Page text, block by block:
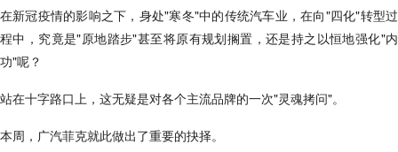
在新冠疫情的影响之下，身处"寒冬"中的传统汽车业，在向"四化"转型过
程中，究竟是"原地踏步"甚至将原有规划搁置，还是持之以恒地强化"内
功"呢？
站在十字路口上，这无疑是对各个主流品牌的一次"灵魂拷问"。
本周，广汽菲克就此做出了重要的抉择。